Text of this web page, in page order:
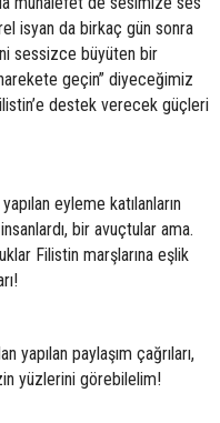
isyan da birkaç gün sonra
sessizce büyüten bir
geçin” diyeceğimiz
destek verecek güçleri
eyleme katılanların
bir avuçtular ama.
Filistin marşlarına eşlik
yapılan paylaşım çağrıları,
yüzlerini görebilelim!